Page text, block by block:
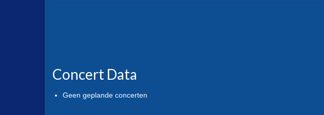
Concert Data
Geen geplande concerten